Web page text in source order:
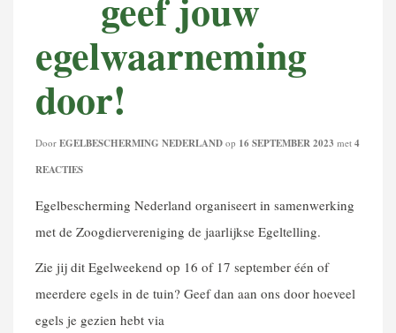
egelwaarneming
door!
Door EGELBESCHERMING NEDERLAND op 16 SEPTEMBER 2023 met 4
REACTIES
Egelbescherming Nederland organiseert in samenwerking
met de Zoogdiervereniging de jaarlijkse Egeltelling.
Zie jij dit Egelweekend op 16 of 17 september één of
meerdere egels in de tuin? Geef dan aan ons door hoeveel
egels je gezien hebt via